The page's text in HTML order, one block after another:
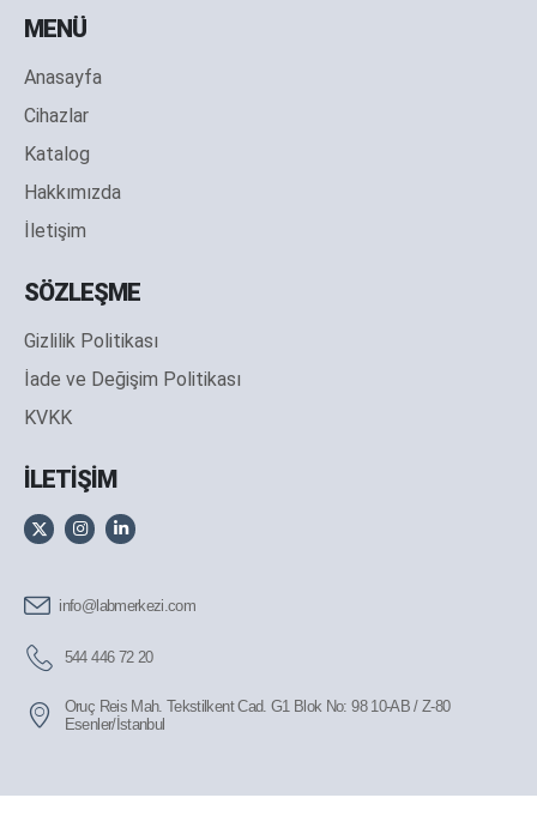
MENÜ
Anasayfa
Cihazlar
Katalog
Hakkımızda
İletişim
SÖZLEŞME
Gizlilik Politikası
İade ve Değişim Politikası
KVKK
İLETİŞİM
info@labmerkezi.com
544 446 72 20
Oruç Reis Mah. Tekstilkent Cad. G1 Blok No: 98 10-AB / Z-80
Esenler/İstanbul